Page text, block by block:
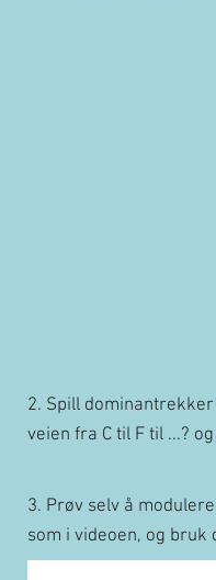
2. Spill
veien fra C til F til ...?
3. Prøv selv å
som i videoen, og